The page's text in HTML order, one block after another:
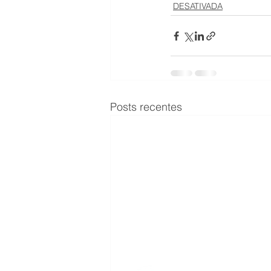
DESATIVADA
Posts recentes